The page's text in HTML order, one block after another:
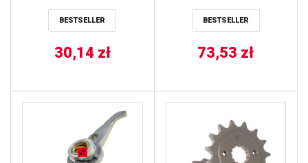
BESTSELLER
30,14 zł
KVF 300 ’99-’02, KVF 360
’03-’13, SUZUKI LT-A 400
450 ’18-’21, YFM 450
’07-’14 / PRZÓD PRAWY
BALLS
BESTSELLER
73,53 zł